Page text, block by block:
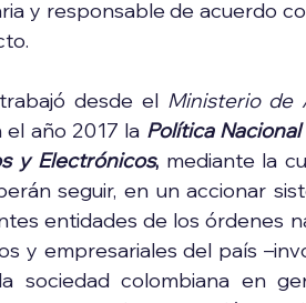
y responsable de acuerdo
desde el Ministerio de
año 2017 la Política
y Electrónicos, mediante la
seguir, en un accionar
entidades de los órdenes
y empresariales del país
sociedad colombiana en